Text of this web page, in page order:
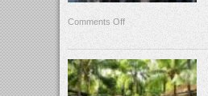
Comments Off